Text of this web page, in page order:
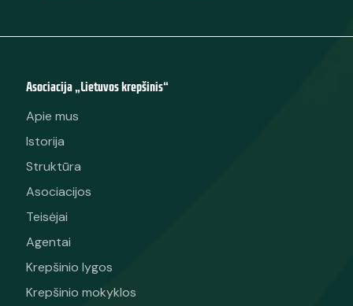
Asociacija „Lietuvos krepšinis“
Apie mus
Istorija
Struktūra
Asociacijos
Teisėjai
Agentai
Krepšinio lygos
Krepšinio mokyklos